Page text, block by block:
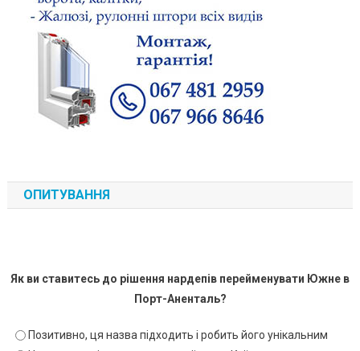
ОПИТУВАННЯ
Як ви ставитесь до рішення нардепів перейменувати Южне в
Порт-Аненталь?
Позитивно, ця назва підходить і робить його унікальним